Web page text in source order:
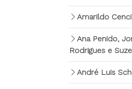
Amarildo Cenci
Ana Penido,
Rodrigues e
André Luis